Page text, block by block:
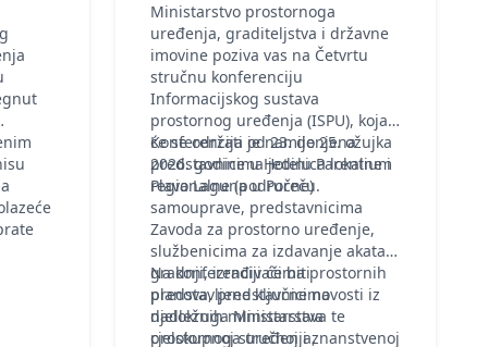
Ministarstvo prostornoga
uređenja, graditeljstva i državne
imovine poziva vas na Četvrtu
stručnu konferenciju
Informacijskog sustava
prostornog uređenja (ISPU), koja
će se održati od 23. do 25. ožujka
2026. godine u Hotelu Parentium
Plava Laguna u Poreču.
Konferencija je namijenjena
predstavnicima jedinica lokalne i
regionalne (područne)
samouprave, predstavnicima
Zavoda za prostorno uređenje,
službenicima za izdavanje akata o
gradnji, izrađivačima prostornih
planova, predstavnicima
nadležnih ministarstava te
cjelokupnoj stručnoj i znanstvenoj
Na konferenciji će biti
predstavljene ključne novosti iz
djelokruga Ministarstva
prostornoga uređenja,